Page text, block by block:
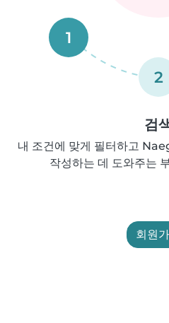
1
2
검
내 조건에 맞게 필터하고
작성하는 데 도와주는
회원